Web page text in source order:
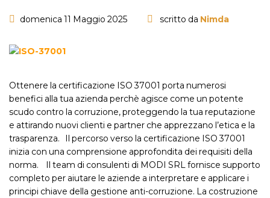
domenica 11 Maggio 2025 scritto da Nimda
Ottenere la certificazione ISO 37001 porta numerosi
benefici alla tua azienda perchè agisce come un potente
scudo contro la corruzione, proteggendo la tua reputazione
e attirando nuovi clienti e partner che apprezzano l’etica e la
trasparenza. Il percorso verso la certificazione ISO 37001
inizia con una comprensione approfondita dei requisiti della
norma. Il team di consulenti di MODI SRL fornisce supporto
completo per aiutare le aziende a interpretare e applicare i
principi chiave della gestione anti-corruzione. La costruzione